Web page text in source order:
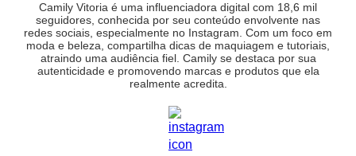
Camily Vitoria é uma influenciadora digital com 18,6 mil
seguidores, conhecida por seu conteúdo envolvente nas
redes sociais, especialmente no Instagram. Com um foco em
moda e beleza, compartilha dicas de maquiagem e tutoriais,
atraindo uma audiência fiel. Camily se destaca por sua
autenticidade e promovendo marcas e produtos que ela
realmente acredita.